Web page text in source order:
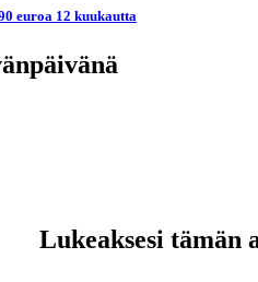
euroa 12 kuukautta
Lukeaksesi tämän